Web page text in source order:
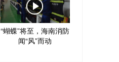
“蝴蝶”将至，海南消防
闻“风”而动